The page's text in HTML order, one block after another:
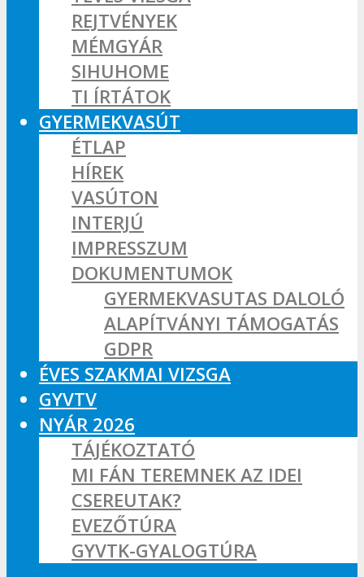
REJTVÉNYEK
MÉMGYÁR
SIHUHOME
TI ÍRTÁTOK
GYERMEKVASÚT
ÉTLAP
HÍREK
VASÚTON
INTERJÚ
IMPRESSZUM
DOKUMENTUMOK
GYERMEKVASUTAS DALOLÓ
ALAPÍTVÁNYI TÁMOGATÁS
GDPR
ÉVES SZAKMAI VIZSGA
GYVTV
NYÁR 2026
TÁJÉKOZTATÓ
MI FÁN TEREMNEK AZ IDEI
CSEREUTAK?
EVEZŐTÚRA
GYVTK-GYALOGTÚRA